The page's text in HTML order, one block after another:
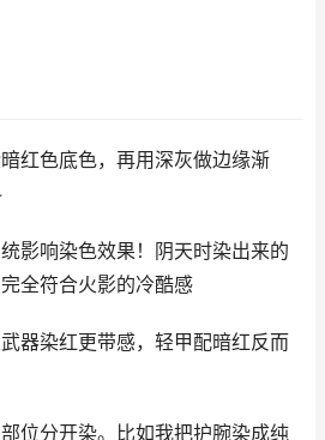
红色底色，再用深灰做边缘渐
影响染色效果！阴天时染出来的
全符合火影的冷酷感
器染红更带感，轻甲配暗红反而
位分开染。比如我把护腕染成纯